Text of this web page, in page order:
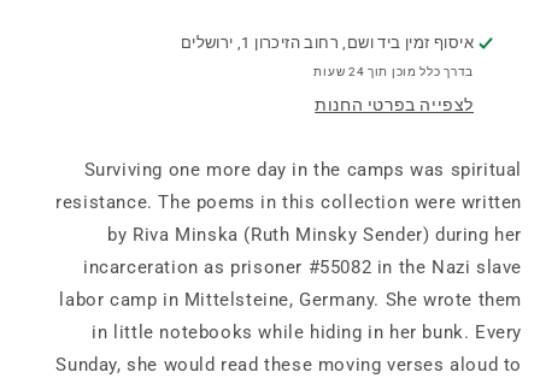
Poems
Mittelsteine
Camp
1945
Life…:
Poems
the
Labor
Camp
1944-
1945
איסוף זמין ביד ושם, רחוב הזיכרון 1, ירושלים
בדרך כלל מוכן תוך 24 שעות
לצפייה בפרטי החנות
Surviving one more day in the camps was spiritual
resistance. The poems in this collection were written
by Riva Minska (Ruth Minsky Sender) during her
incarceration as prisoner #55082 in the Nazi slave
labor camp in Mittelsteine, Germany. She wrote them
in little notebooks while hiding in her bunk. Every
Sunday, she would read these moving verses aloud to